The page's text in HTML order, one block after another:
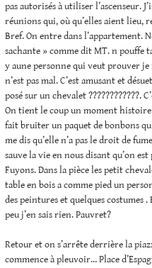
pas autorisés à utiliser l’ascenseur.
réunions qui, où qu’elles aient lieu,
Bref. On entre dans l’appartement.
sachante » comme dit MT. n pouffe
y aune personne qui veut prouver
n’est pas mal. C’est amusant et
posé sur un chevalet ????????????.
On tient le coup un moment histoire
fait bruiter un paquet de bonbons
me dis qu’elle n’a pas le droit de
sauve la vie en nous disant qu’on
Fuyons. Dans la pièce les petit
table en bois a comme pied un
des peintures et quelques costumes .
peu j’en sais rien. Pauvret?
Retour et on s’arrête derrière la
commence à pleuvoir… Place